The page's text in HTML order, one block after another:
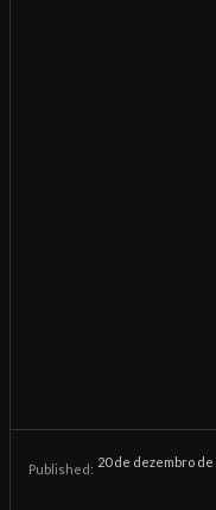
Published: 20 de dezembro de